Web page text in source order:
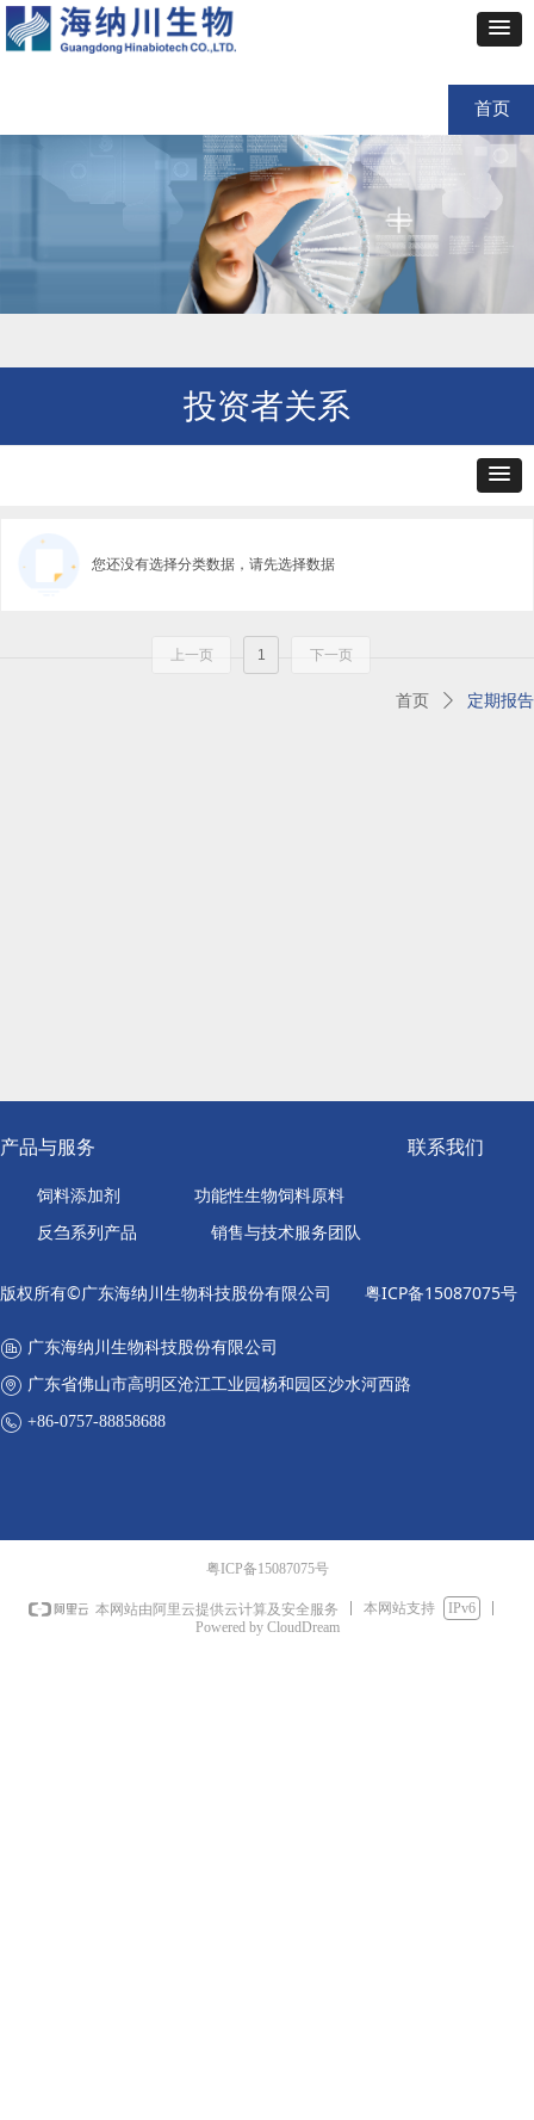
首页
投资者关系
首页 ꄲ 定期报告
您还没有选择分类数据，请先选择数据
上一页 1 下一页
饲料添加剂 功能性生物饲料原料
反刍系列产品 销售与技术服务团队
产品与服务 联系我们
广东海纳川生物科技股份有限公司
广东省佛山市高明区沧江工业园杨和园区沙水河西路
+86-0757-88858688
版权所有©广东海纳川生物科技股份有限公司 粤ICP备15087075号
粤ICP备15087075号
本网站由阿里云提供云计算及安全服务 本网站支持
IPv6
Powered by CloudDream